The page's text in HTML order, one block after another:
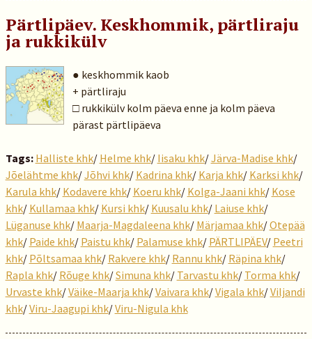
Pärtlipäev. Keskhommik, pärtliraju
ja rukkikülv
● keskhommik kaob
+ pärtliraju
□ rukkikülv kolm päeva enne ja kolm päeva
pärast pärtlipäeva
Tags: Halliste khk/ Helme khk/ Iisaku khk/Järva-Madise khk/
Jõelähtme khk/Jõhvi khk/ Kadrina khk/ Karja khk/ Karksi khk/
Karula khk/ Kodavere khk/ Koeru khk/ Kolga-Jaani khk/ Kose
khk/ Kullamaa khk/ Kursi khk/ Kuusalu khk/ Laiuse khk/
Lüganuse khk/ Maarja-Magdaleena khk/ Märjamaa khk/Otepää
khk/ Paide khk/ Paistu khk/ Palamuse khk/ PÄRTLIPÄEV/ Peetri
khk/ Põltsamaa khk/ Rakvere khk/ Rannu khk/ Räpina khk/
Rapla khk/ Rõuge khk/Simuna khk/ Tarvastu khk/ Torma khk/
Urvaste khk/Väike-Maarja khk/Vaivara khk/Vigala khk/Viljandi
khk/Viru-Jaagupi khk/Viru-Nigula khk